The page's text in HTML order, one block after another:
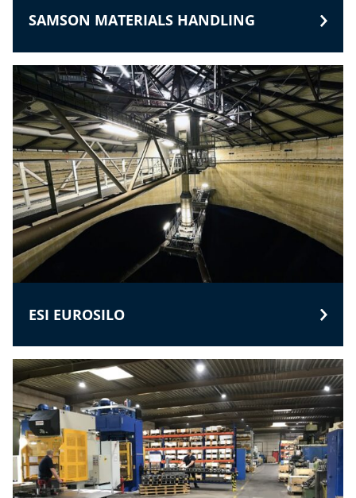
SAMSON MATERIALS HANDLING
ESI EUROSILO